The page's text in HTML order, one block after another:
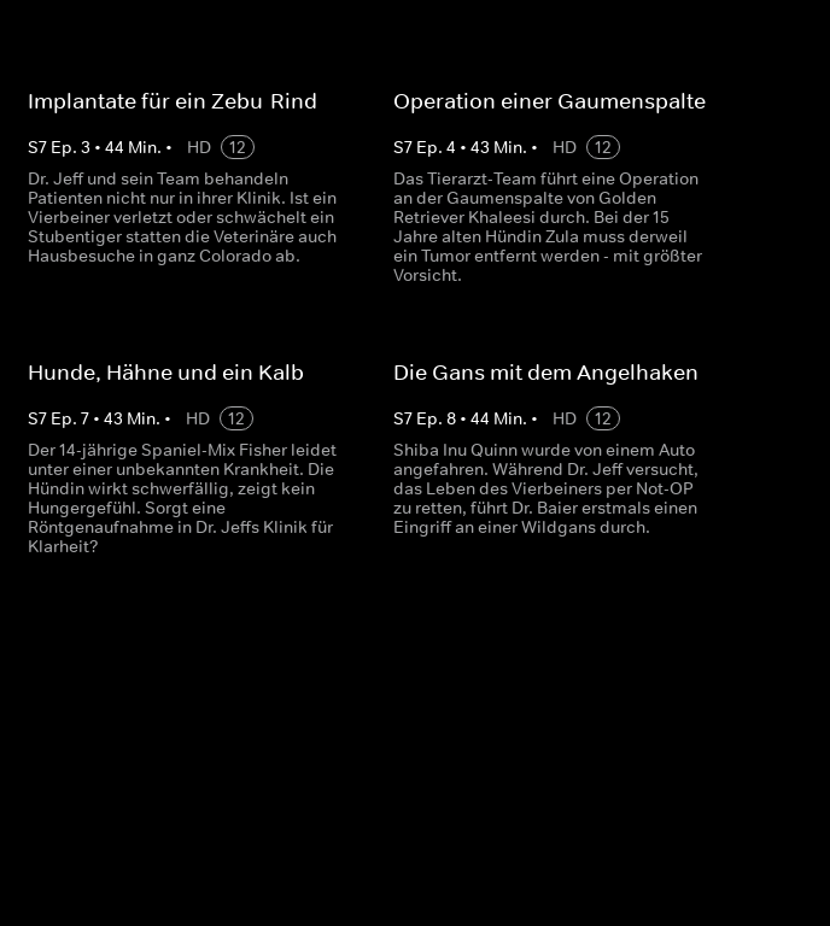
Implantate für ein Zebu-Rind
S7 Ep. 3 • 44 Min. • HD
12
Dr. Jeff und sein Team behandeln
Patienten nicht nur in ihrer Klinik. Ist ein
Vierbeiner verletzt oder schwächelt ein
Stubentiger statten die Veterinäre auch
Hausbesuche in ganz Colorado ab.
Operation einer Gaumenspalte
S7 Ep. 4 • 43 Min. • HD
12
Das Tierarzt-Team führt eine Operation
an der Gaumenspalte von Golden
Retriever Khaleesi durch. Bei der 15
Jahre alten Hündin Zula muss derweil
ein Tumor entfernt werden - mit größter
Vorsicht.
Hunde, Hähne und ein Kalb
S7 Ep. 7• 43 Min. • HD
12
Der 14-jährige Spaniel-Mix Fisher leidet
unter einer unbekannten Krankheit. Die
Hündin wirkt schwerfällig, zeigt kein
Hungergefühl. Sorgt eine
Röntgenaufnahme in Dr. Jeffs Klinik für
Klarheit?
Die Gans mit dem Angelhaken
S7 Ep. 8• 44 Min. • HD
12
Shiba Inu Quinn wurde von einem Auto
angefahren. Während Dr. Jeff versucht,
das Leben des Vierbeiners per Not-OP
zu retten, führt Dr. Baier erstmals einen
Eingriff an einer Wildgans durch.